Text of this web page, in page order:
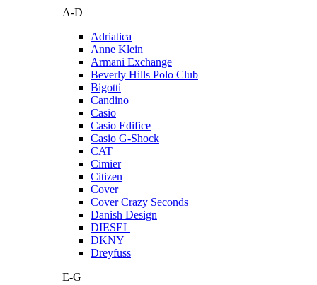
A-D
Adriatica
Anne Klein
Armani Exchange
Beverly Hills Polo Club
Bigotti
Candino
Casio
Casio Edifice
Casio G-Shock
CAT
Cimier
Citizen
Cover
Cover Crazy Seconds
Danish Design
DIESEL
DKNY
Dreyfuss
E-G